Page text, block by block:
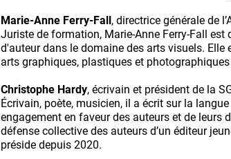
Marie-Anne Ferry-Fall, directrice générale de
Juriste de formation, Marie-Anne Ferry-Fall est
d'auteur dans le domaine des arts visuels.
arts graphiques, plastiques et photographiques
Christophe Hardy, écrivain et président de la
Écrivain, poète, musicien, il a écrit sur la
engagement en faveur des auteurs et de leurs
défense collective des auteurs d’un éditeur
préside depuis 2020.